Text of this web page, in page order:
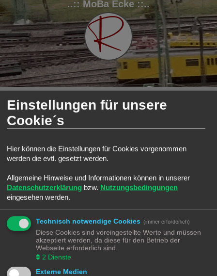
..:: MoBa Ecke ::..
Modellbahnforum Forum Stammtisch
Stammtisch
Das bin ich ...
Stell dich hier vor
Smaltalk
Für alles und jeden ...
Themen:4
Meine Anlage ...
Bautagebuch ...
Dokus zu Modellbahnanlagen
Spiele & Co.
Vorstellung von Spielen und nützlicher Software
Einstellungen für unsere
Cookie´s
Hier können die Einstellungen für Cookies vorgenommen
werden die evtl. gesetzt werden.
Allgemeine Hinweise und Informationen können in unserer
Datenschutzerklärung bzw. Nutzungsbedingungen
eingesehen werden.
Technisch notwendige Cookies (immer erforderlich)
Diese Cookies sind voreingestellte Werte und müssen
akzeptiert werden, da diese für den Betrieb der
Webseite erforderlich sind.
2 Dienste
Externe Medien